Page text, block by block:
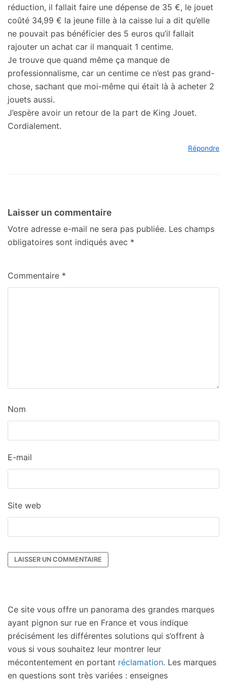
réduction, il fallait faire une dépense de 35 €, le jouet
coûté 34,99 € la jeune fille à la caisse lui a dit qu’elle
ne pouvait pas bénéficier des 5 euros qu’il fallait
rajouter un achat car il manquait 1 centime.
Je trouve que quand même ça manque de
professionnalisme, car un centime ce n’est pas grand-
chose, sachant que moi-même qui était là à acheter 2
jouets aussi.
J’espère avoir un retour de la part de King Jouet.
Cordialement.
Répondre
Laisser un commentaire
Votre adresse e-mail ne sera pas publiée. Les champs
obligatoires sont indiqués avec *
Commentaire *
Nom
E-mail
Site web
Ce site vous offre un panorama des grandes marques
ayant pignon sur rue en France et vous indique
précisément les différentes solutions qui s’offrent à
vous si vous souhaitez leur montrer leur
mécontentement en portant réclamation. Les marques
en questions sont très variées : enseignes